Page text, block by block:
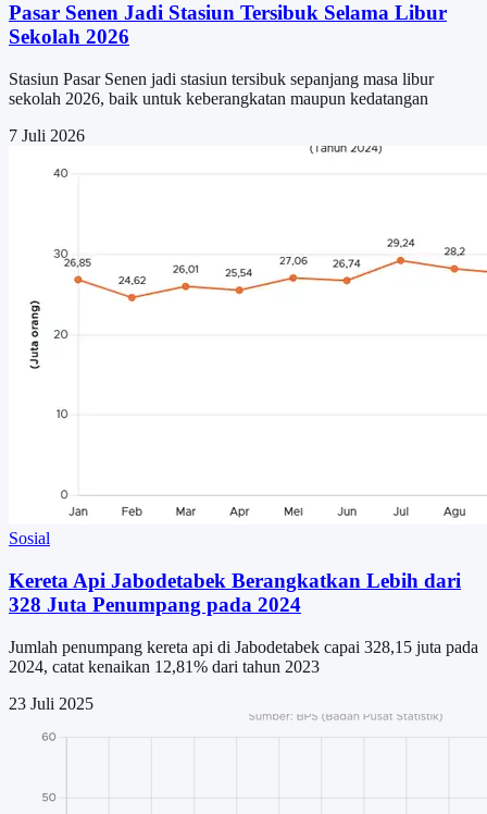
Pasar Senen Jadi Stasiun Tersibuk Selama Libur
Sekolah 2026
Stasiun Pasar Senen jadi stasiun tersibuk sepanjang masa libur
sekolah 2026, baik untuk keberangkatan maupun kedatangan
7 Juli 2026
Sosial
Kereta Api Jabodetabek Berangkatkan Lebih dari
328 Juta Penumpang pada 2024
Jumlah penumpang kereta api di Jabodetabek capai 328,15 juta pada
2024, catat kenaikan 12,81% dari tahun 2023
23 Juli 2025